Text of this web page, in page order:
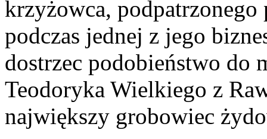
krzyżowca, podpatrzonego
podczas jednej z jego
dostrzec podobieństwo do
Teodoryka Wielkiego z
największy grobowiec